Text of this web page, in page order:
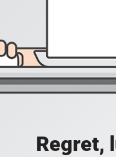
Regret,